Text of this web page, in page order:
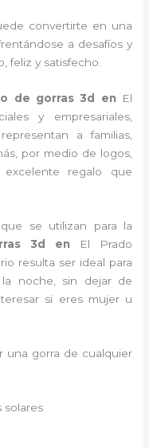
convertirte en una
a desafíos y
feliz y satisfecho.
de gorras 3d en
El
y empresariales,
a familias,
por medio de logos,
regalo que
se utilizan para la
3d en
El Prado
resulta ser ideal para
noche, sin dejar de
si eres mujer u
una gorra de cualquier
solares